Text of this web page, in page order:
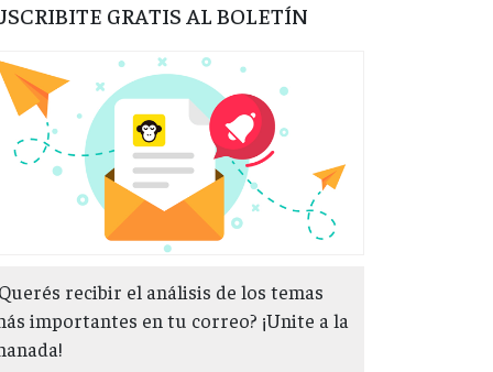
GRATIS AL BOLETÍN
recibir el análisis de los temas
importantes en tu correo? ¡Unite a la